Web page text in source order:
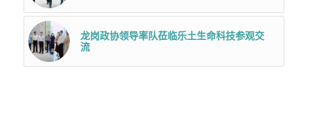
龙岗政协领导率队莅临乐土生命科技参观交
流